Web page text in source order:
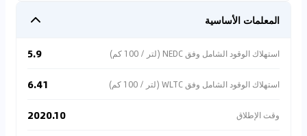
المعلمات الأساسية
استهلاك الوقود الشامل وفق NEDC (لتر / 100 كم) 5.9
استهلاك الوقود الشامل وفق WLTC (لتر / 100 كم) 6.41
وقت الإطلاق 2020.10